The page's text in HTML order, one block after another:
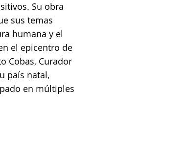
Su obra
sus temas
humana y el
el epicentro de
Cobas, Curador
país natal,
en múltiples